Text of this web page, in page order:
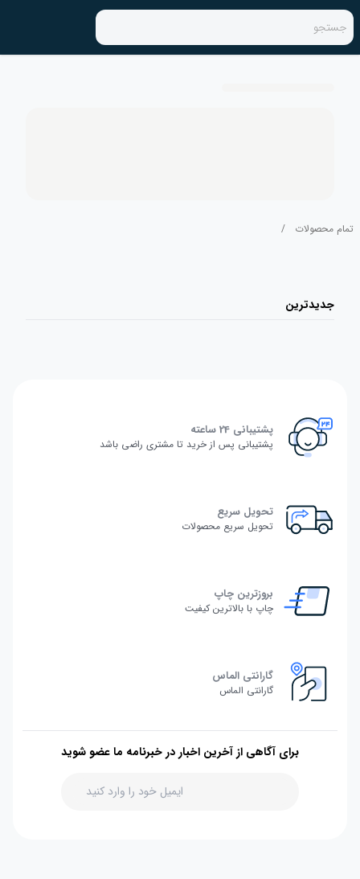
جستجو
تمام محصولات /
جدیدترین
پشتیبانی 24 ساعته
پشتیبانی پس از خرید تا مشتری راضی باشد
تحویل سریع
تحویل سریع محصولات
بروزترین چاپ
چاپ با بالاترین کیفیت
گارانتی الماس
گارانتی الماس
برای آگاهی از آخرین اخبار در خبرنامه ما عضو شوید